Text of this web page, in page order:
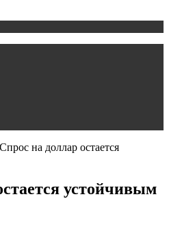
Спрос на доллар остается
устойчивым